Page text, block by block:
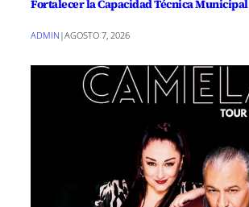
Fortalecer la Capacidad Técnica Municipal
ADMIN |AGOSTO 7, 2026